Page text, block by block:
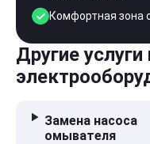
Комфортная зона
Другие
Замена насоса
омывателя